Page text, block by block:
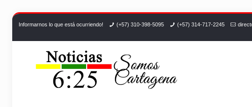
Informarnos lo que está ocurriendo! (+57) 310-398-5095 (+57) 314-717-2245